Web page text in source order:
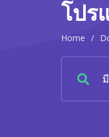
โปร
Home /